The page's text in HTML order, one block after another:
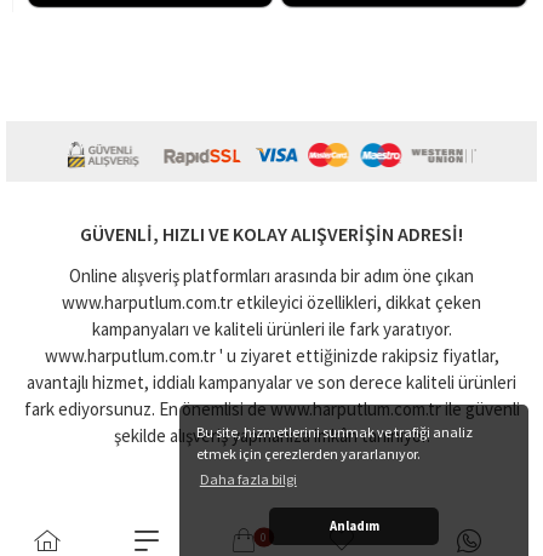
Bu site, hizmetlerini sunmak ve trafiği analiz
etmek için çerezlerden yararlanıyor.
Daha fazla bilgi
Anladım
GÜVENLI, HIZLI VE KOLAY ALIŞVERIŞIN ADRESI!
Online alışveriş platformları arasında bir adım öne çıkan
www.harputlum.com.tr etkileyici özellikleri, dikkat çeken
kampanyaları ve kaliteli ürünleri ile fark yaratıyor.
www.harputlum.com.tr ' u ziyaret ettiğinizde rakipsiz fiyatlar,
avantajlı hizmet, iddialı kampanyalar ve son derece kaliteli ürünleri
fark ediyorsunuz. En önemlisi de www.harputlum.com.tr ile güvenli
şekilde alışveriş yapmanıza imkân tanınıyor.
0